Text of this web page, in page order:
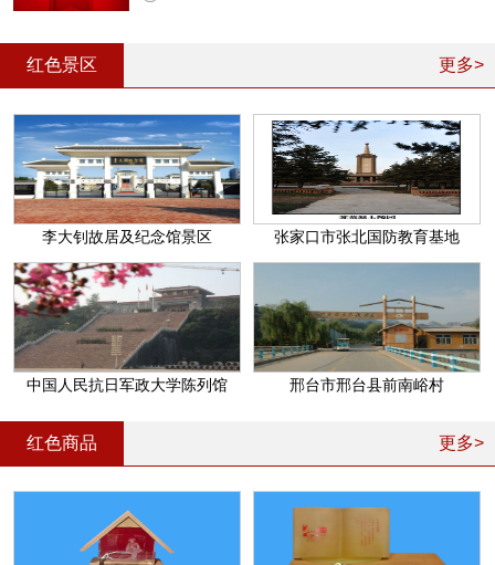
红色景区 更多>
李大钊故居及纪念馆景区 张家口市张北国防教育基地
中国人民抗日军政大学陈列馆 邢台市邢台县前南峪村
红色商品 更多>